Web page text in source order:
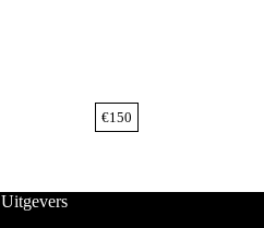
€150
Uitgevers